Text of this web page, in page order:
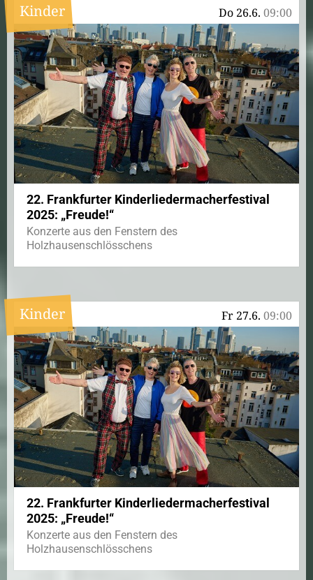
Do 26.6. 09:00
Kinder
22. Frankfurter Kinderliedermacherfestival
2025: „Freude!“
Konzerte aus den Fenstern des
Holzhausenschlösschens
Fr 27.6. 09:00
Kinder
22. Frankfurter Kinderliedermacherfestival
2025: „Freude!“
Konzerte aus den Fenstern des
Holzhausenschlösschens